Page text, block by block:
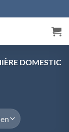
DOMESTIC